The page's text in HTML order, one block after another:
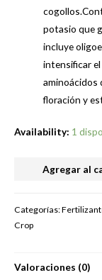
potasio que
incluye
intensificar el
aminoácidos
floración y
Availability: 1
Agregar al
Categorías:
Crop
Valoraciones (0)